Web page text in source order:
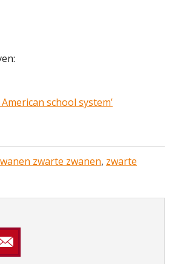
school system’
zwarte zwanen, zwarte